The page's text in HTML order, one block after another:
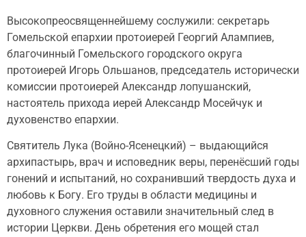
Высокопреосвященнейшему сослужили: секретарь
Гомельской епархии протоиерей Георгий Алампиев,
благочинный Гомельского городского округа
протоиерей Игорь Ольшанов, председатель исторически
комиссии протоиерей Александр лопушанский,
настоятель прихода иерей Александр Мосейчук и
духовенство епархии.
Святитель Лука (Войно-Ясенецкий) – выдающийся
архипастырь, врач и исповедник веры, перенёсший годы
гонений и испытаний, но сохранивший твердость духа и
любовь к Богу. Его труды в области медицины и
духовного служения оставили значительный след в
истории Церкви. День обретения его мощей стал